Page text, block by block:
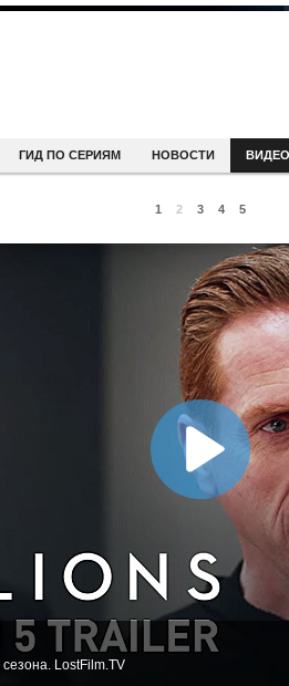
ГИД ПО СЕРИЯМ НОВОСТИ ВИДЕО
1 2 3 4 5
LostFilm.TV